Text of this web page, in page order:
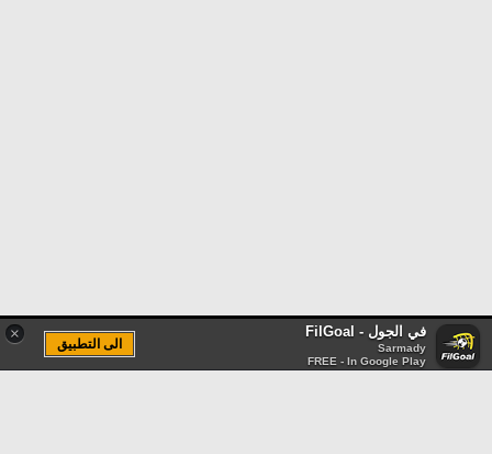
× في الجول - FilGoal
Sarmady
FREE - In Google Play
الى التطبيق